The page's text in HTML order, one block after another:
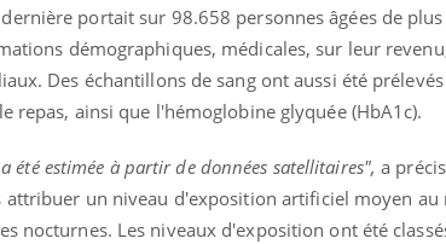
portait sur 98.658 personnes âgées de
démographiques, médicales, sur leur
Des échantillons de sang ont aussi été
repas, ainsi que l'hémoglobine glyquée (HbA1c).
estimée à partir de données satellitaires", a
un niveau d'exposition artificiel moyen au
nocturnes. Les niveaux d'exposition ont été
mentale : et si on
Youtube
dans le diabète de type 2
d'idées reçues chez les
parfois chez les soignants.
Youtube
Eczéma Chronique
préparer pour l’été
L'été arrive… et avec
rythme de vie !
soleil, activités en
sont ...